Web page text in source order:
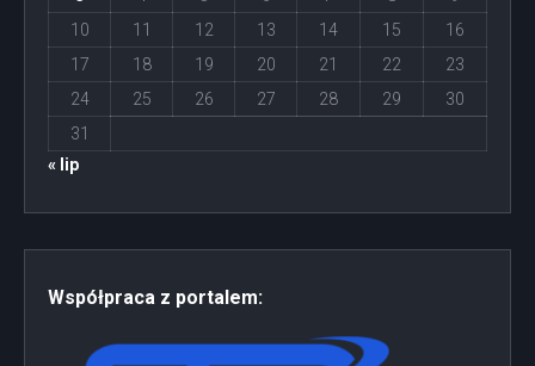
10
11 12 13 14 15
16
17
18 19 20 21 22
23
24
25 26 27 28 29
30
31
« lip
Współpraca z portalem: